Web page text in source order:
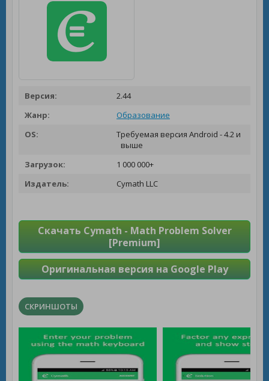
Версия:
2.44
Жанр:
Образование
OS:
Требуемая версия Android - 4.2 и
выше
Загрузок:
1 000 000+
Издатель:
Cymath LLC
Скачать Cymath - Math Problem Solver
[Premium]
Оригинальная версия на Google Play
СКРИНШОТЫ